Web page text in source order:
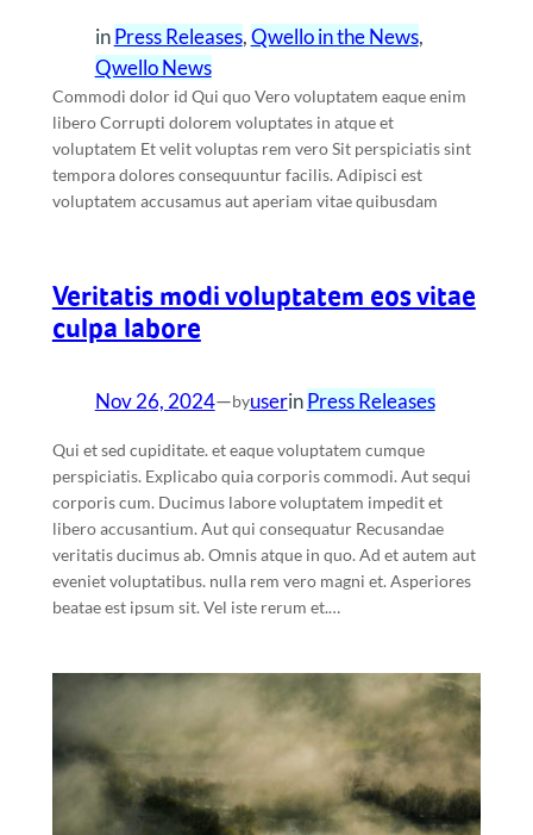
inPress Releases, Qwello in the News
Qwello News
Commodi dolor id Qui quo Vero voluptatem eaque enim
libero Corrupti dolorem voluptates in atque et
voluptatem Et velit voluptas rem vero Sit perspiciatis sint
tempora dolores consequuntur facilis. Adipisci est
voluptatem accusamus aut aperiam vitae quibusdam
Veritatis modi voluptatem eos vitae
culpa labore
Nov 26, 2024—byuserinPress Releases
Qui et sed cupiditate. et eaque voluptatem cumque
perspiciatis. Explicabo quia corporis commodi. Aut sequi
corporis cum. Ducimus labore voluptatem impedit et
libero accusantium. Aut qui consequatur Recusandae
veritatis ducimus ab. Omnis atque in quo. Ad et autem aut
eveniet voluptatibus. nulla rem vero magni et. Asperiores
beatae est ipsum sit. Vel iste rerum et.…